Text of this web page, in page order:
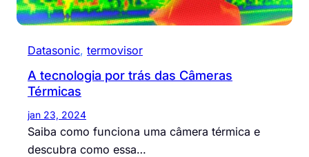
Datasonic, termovisor
A tecnologia por trás das Câmeras
Térmicas
jan 23, 2024
Saiba como funciona uma câmera térmica e
descubra como essa…